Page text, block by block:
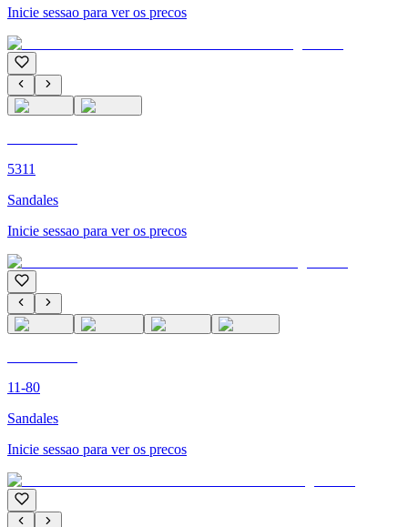
Inicie sessao para ver os precos
5311
Sandales
Inicie sessao para ver os precos
11-80
Sandales
Inicie sessao para ver os precos